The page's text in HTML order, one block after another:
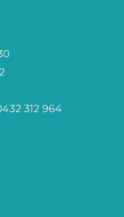
312 964